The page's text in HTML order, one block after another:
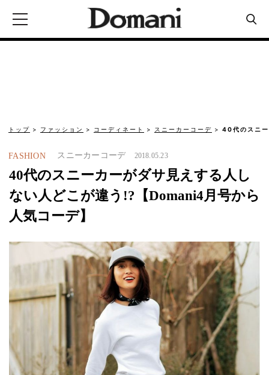
トップ ファッション コーディネート スニーカーコーデ 40代のスニ
FASHION スニーカーコーデ 2018.05.23
40代のスニーカーがダサ見えする人し
ない人どこが違う!?【Domani4月号から
人気コーデ】